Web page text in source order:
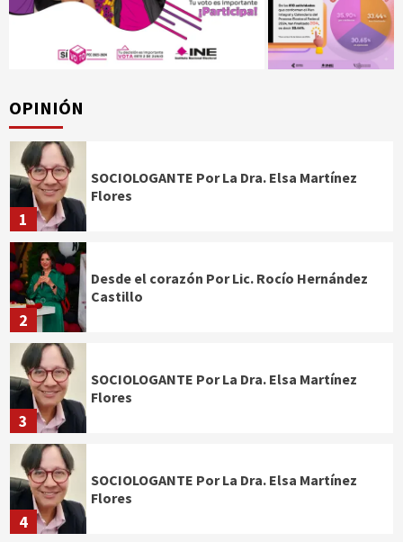
OPINIÓN
1
SOCIOLOGANTE Por La Dra. Elsa Martínez
Flores
2
Desde el corazón Por Lic. Rocío Hernández
Castillo
3
SOCIOLOGANTE Por La Dra. Elsa Martínez
Flores
4
SOCIOLOGANTE Por La Dra. Elsa Martínez
Flores